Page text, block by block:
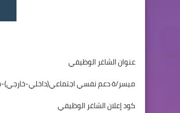
عنوان الشاغر الوظيفي
ميسر/ة دعم نفسي اجتماعي(داخلي-خارجي)-
كود إعلان الشاغر الوظيفي